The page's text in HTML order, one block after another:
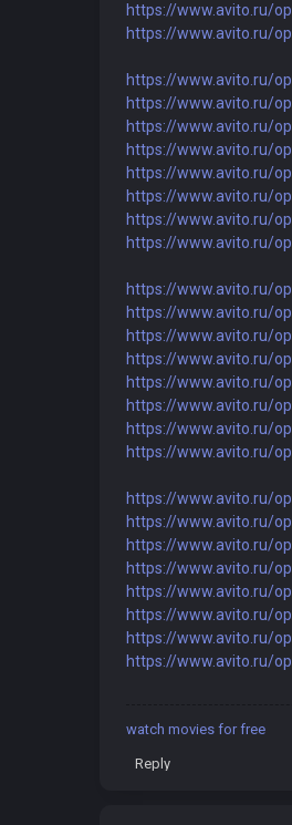
https://www.avito.ru/
https://www.avito.ru/
https://www.avito.ru/
https://www.avito.ru/
https://www.avito.ru/
https://www.avito.ru/
https://www.avito.ru/
https://www.avito.ru/
https://www.avito.ru/
https://www.avito.ru/
https://www.avito.ru/
https://www.avito.ru/
https://www.avito.ru/
https://www.avito.ru/
https://www.avito.ru/
https://www.avito.ru/
https://www.avito.ru/
https://www.avito.ru/
https://www.avito.ru/
https://www.avito.ru/
https://www.avito.ru/
https://www.avito.ru/
https://www.avito.ru/
https://www.avito.ru/
https://www.avito.ru/
https://www.avito.ru/
watch movies for free
Reply